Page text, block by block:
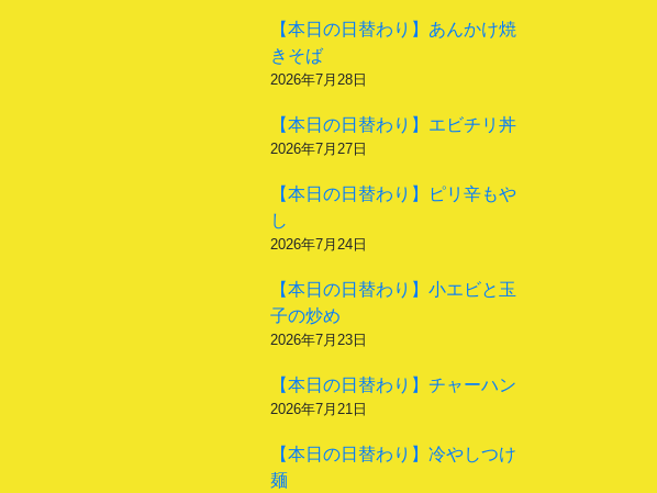
【本日の日替わり】あんかけ焼
きそば
2026年7月28日
【本日の日替わり】エビチリ丼
2026年7月27日
【本日の日替わり】ピリ辛もや
し
2026年7月24日
【本日の日替わり】小エビと玉
子の炒め
2026年7月23日
【本日の日替わり】チャーハン
2026年7月21日
【本日の日替わり】冷やしつけ
麺